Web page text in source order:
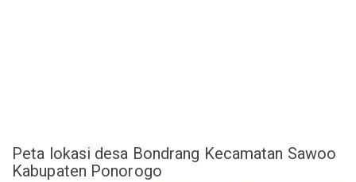
Peta lokasi desa Bondrang Kecamatan Sawoo
Kabupaten Ponorogo